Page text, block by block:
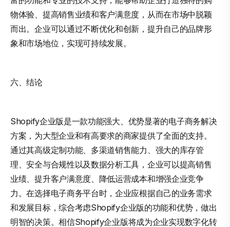
物体验、提高销售业绩和客户满意度，从而在市场中脱颖
而出。企业可以通过不断优化和创新，提升自己的品牌形
象和市场地位，实现可持续发展。
六、结论
Shopify企业版是一款功能强大、优势显著的电子商务解决
方案，为大型企业和有高要求的商家提供了全面的支持。
通过其高级定制功能、多渠道销售能力、强大的库存管
理、安全与合规性以及数据分析工具，企业可以提高销售
业绩、提升客户满意度、降低运营成本和增强企业竞争
力。在选择电子商务平台时，企业应根据自己的业务需求
和发展目标，综合考虑Shopify企业版的功能和优势，做出
明智的决策。相信Shopify企业版将成为企业实现数字化转